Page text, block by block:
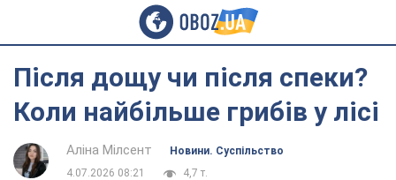
Після дощу чи після спеки?
Коли найбільше грибів у лісі
Аліна Мілсент
Новини. Суспільство
4.07.2026 08:21
4,7 т.